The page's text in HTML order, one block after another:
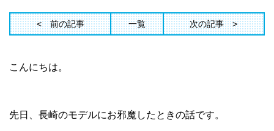
前の記事 一覧 次の記事
こんにちは。
先日、長崎のモデルにお邪魔したときの話です。